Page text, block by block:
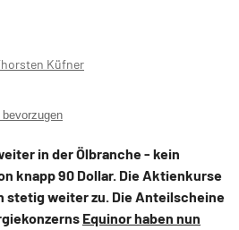
Küfner
in der Ölbranche - kein
knapp 90 Dollar. Die Aktienkurse
stetig weiter zu. Die Anteilscheine
Equinor haben nun